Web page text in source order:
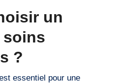
un
soins
?
essentiel pour une